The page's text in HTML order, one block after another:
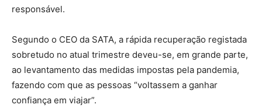
responsável.
Segundo o CEO da SATA, a rápida recuperação registada
sobretudo no atual trimestre deveu-se, em grande parte,
ao levantamento das medidas impostas pela pandemia,
fazendo com que as pessoas “voltassem a ganhar
confiança em viajar”.